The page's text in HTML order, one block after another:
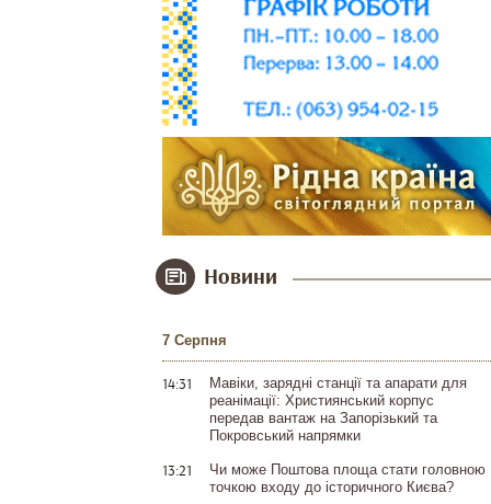
Новини
7 Серпня
14:31
Мавіки, зарядні станції та апарати для
реанімації: Християнський корпус
передав вантаж на Запорізький та
Покровський напрямки
13:21
Чи може Поштова площа стати головною
точкою входу до історичного Києва?